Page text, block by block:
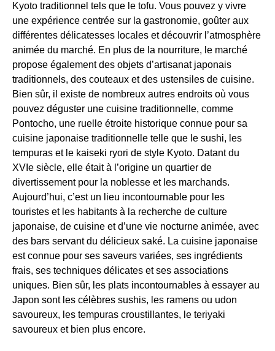
Kyoto traditionnel tels que le tofu. Vous pouvez y vivre
une expérience centrée sur la gastronomie, goûter aux
différentes délicatesses locales et découvrir l’atmosphère
animée du marché. En plus de la nourriture, le marché
propose également des objets d’artisanat japonais
traditionnels, des couteaux et des ustensiles de cuisine.
Bien sûr, il existe de nombreux autres endroits où vous
pouvez déguster une cuisine traditionnelle, comme
Pontocho, une ruelle étroite historique connue pour sa
cuisine japonaise traditionnelle telle que le sushi, les
tempuras et le kaiseki ryori de style Kyoto. Datant du
XVIe siècle, elle était à l’origine un quartier de
divertissement pour la noblesse et les marchands.
Aujourd’hui, c’est un lieu incontournable pour les
touristes et les habitants à la recherche de culture
japonaise, de cuisine et d’une vie nocturne animée, avec
des bars servant du délicieux saké. La cuisine japonaise
est connue pour ses saveurs variées, ses ingrédients
frais, ses techniques délicates et ses associations
uniques. Bien sûr, les plats incontournables à essayer au
Japon sont les célèbres sushis, les ramens ou udon
savoureux, les tempuras croustillantes, le teriyaki
savoureux et bien plus encore.